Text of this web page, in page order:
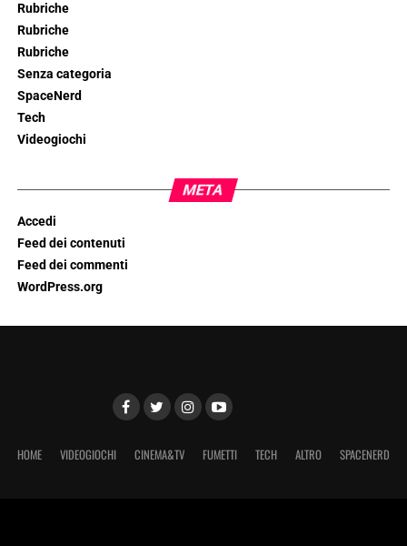
Rubriche
Rubriche
Rubriche
Senza categoria
SpaceNerd
Tech
Videogiochi
META
Accedi
Feed dei contenuti
Feed dei commenti
WordPress.org
HOME VIDEOGIOCHI CINEMA&TV FUMETTI TECH ALTRO SPACENERD